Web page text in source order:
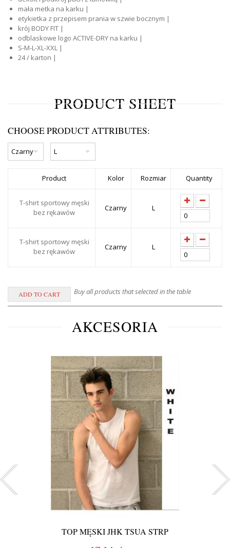
mała metka na karku |
etykietka z przepisem prania w szwie bocznym |
krój BODY FIT |
odblaskowe logo ACTIVE-DRY na karku |
S-M-L-XL-XXL |
24 / karton |
PRODUCT SHEET
CHOOSE PRODUCT ATTRIBUTES:
Product Kolor Rozmiar Quantity
T-shirt sportowy męski
bez rękawów
Czarny L
T-shirt sportowy męski
bez rękawów
Czarny L
Buy all products that selected in the table
AKCESORIA
TOP MĘSKI JHK TSUA STRP